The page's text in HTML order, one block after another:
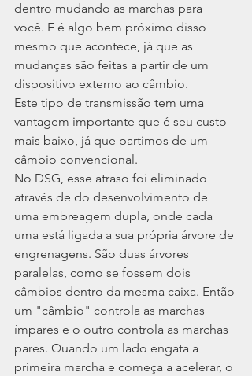
dentro mudando as marchas para
você. E é algo bem próximo disso
mesmo que acontece, já que as
mudanças são feitas a partir de um
dispositivo externo ao câmbio.
Este tipo de transmissão tem uma
vantagem importante que é seu custo
mais baixo, já que partimos de um
câmbio convencional.
No DSG, esse atraso foi eliminado
através de do desenvolvimento de
uma embreagem dupla, onde cada
uma está ligada a sua própria árvore de
engrenagens. São duas árvores
paralelas, como se fossem dois
câmbios dentro da mesma caixa. Então
um "câmbio" controla as marchas
ímpares e o outro controla as marchas
pares. Quando um lado engata a
primeira marcha e começa a acelerar, o